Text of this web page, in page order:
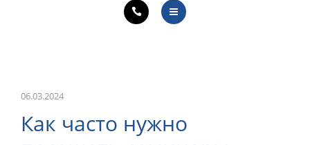
ОБУЧЕНИЕ ВРАЧЕЙ
ЛЕЧЕБНАЯ ДЕЯТЕЛЬНОСТЬ
06.03.2024
Как часто нужно